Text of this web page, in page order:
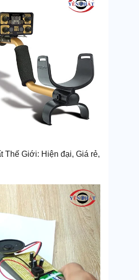
Thế Giới: Hiện đại, Giá rẻ,